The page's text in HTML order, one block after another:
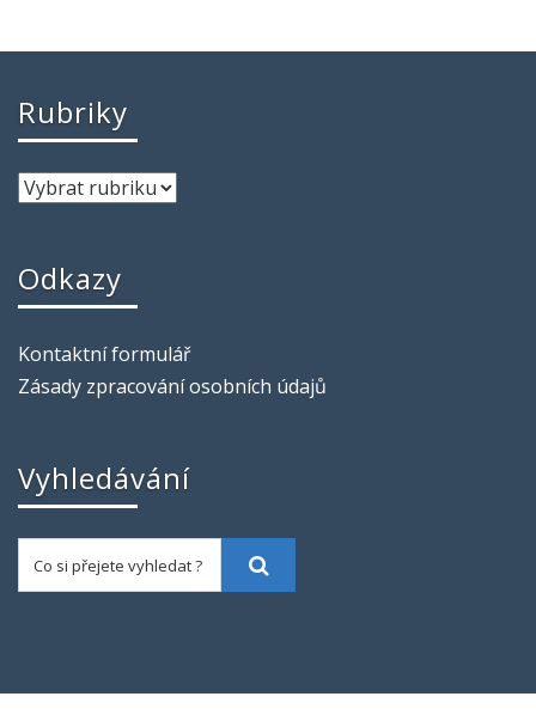
Rubriky
Odkazy
Kontaktní formulář
Zásady zpracování osobních údajů
Vyhledávání